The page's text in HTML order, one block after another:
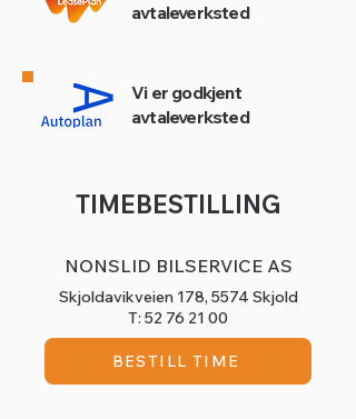
avtaleverksted
Vi er godkjent
avtaleverksted
TIMEBESTILLING
NONSLID BILSERVICE AS
Skjoldavikveien 178, 5574 Skjold
T: 52 76 21 00
BESTILL TIME